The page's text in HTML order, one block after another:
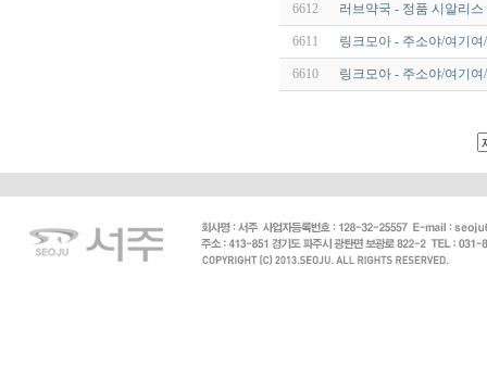
6612 러브약국 - 정품 시알리
6611 링크모아 - 주소야/여기
6610 링크모아 - 주소야/여기